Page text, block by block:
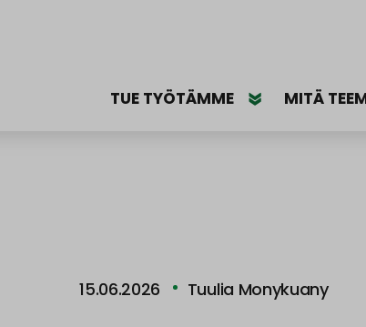
TUE TYÖTÄMME MITÄ
15.06.2026 Tuulia Monykuany